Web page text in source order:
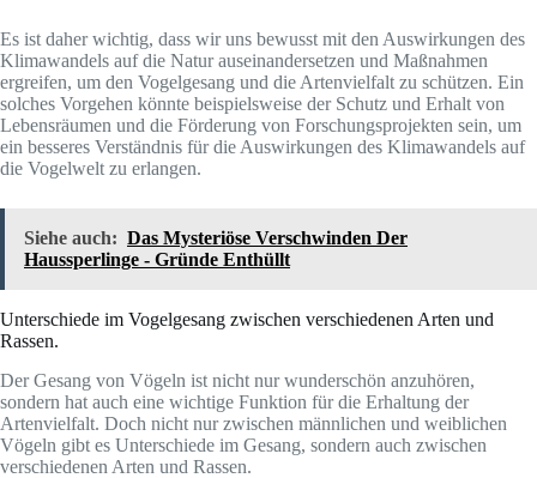
Es ist daher wichtig, dass wir uns bewusst mit den Auswirkungen des
Klimawandels auf die Natur auseinandersetzen und Maßnahmen
ergreifen, um den Vogelgesang und die Artenvielfalt zu schützen. Ein
solches Vorgehen könnte beispielsweise der Schutz und Erhalt von
Lebensräumen und die Förderung von Forschungsprojekten sein, um
ein besseres Verständnis für die Auswirkungen des Klimawandels auf
die Vogelwelt zu erlangen.
Siehe auch: Das Mysteriöse Verschwinden Der
Haussperlinge - Gründe Enthüllt
Unterschiede im Vogelgesang zwischen verschiedenen Arten und
Rassen.
Der Gesang von Vögeln ist nicht nur wunderschön anzuhören,
sondern hat auch eine wichtige Funktion für die Erhaltung der
Artenvielfalt. Doch nicht nur zwischen männlichen und weiblichen
Vögeln gibt es Unterschiede im Gesang, sondern auch zwischen
verschiedenen Arten und Rassen.